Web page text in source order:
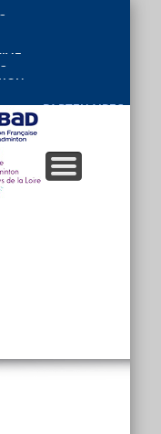
PARTENAIRES